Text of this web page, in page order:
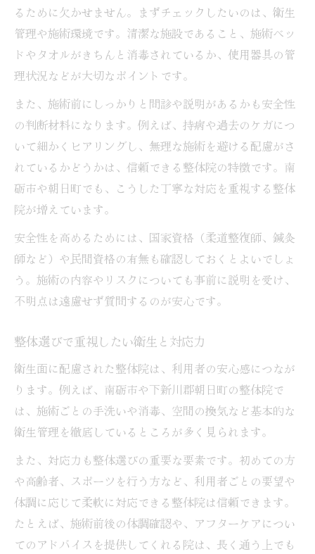
るために欠かせません。まずチェックしたいのは、衛生
管理や施術環境です。清潔な施設であること、施術ベッ
ドやタオルがきちんと消毒されているか、使用器具の管
理状況などが大切なポイントです。
また、施術前にしっかりと問診や説明があるかも安全性
の判断材料になります。例えば、持病や過去のケガにつ
いて細かくヒアリングし、無理な施術を避ける配慮がさ
れているかどうかは、信頼できる整体院の特徴です。南
砺市や朝日町でも、こうした丁寧な対応を重視する整体
院が増えています。
安全性を高めるためには、国家資格（柔道整復師、鍼灸
師など）や民間資格の有無も確認しておくとよいでしょ
う。施術の内容やリスクについても事前に説明を受け、
不明点は遠慮せず質問するのが安心です。
整体選びで重視したい衛生と対応力
衛生面に配慮された整体院は、利用者の安心感につなが
ります。例えば、南砺市や下新川郡朝日町の整体院で
は、施術ごとの手洗いや消毒、空間の換気など基本的な
衛生管理を徹底しているところが多く見られます。
また、対応力も整体選びの重要な要素です。初めての方
や高齢者、スポーツを行う方など、利用者ごとの要望や
体調に応じて柔軟に対応できる整体院は信頼できます。
たとえば、施術前後の体調確認や、アフターケアについ
てのアドバイスを提供してくれる院は、長く通う上でも